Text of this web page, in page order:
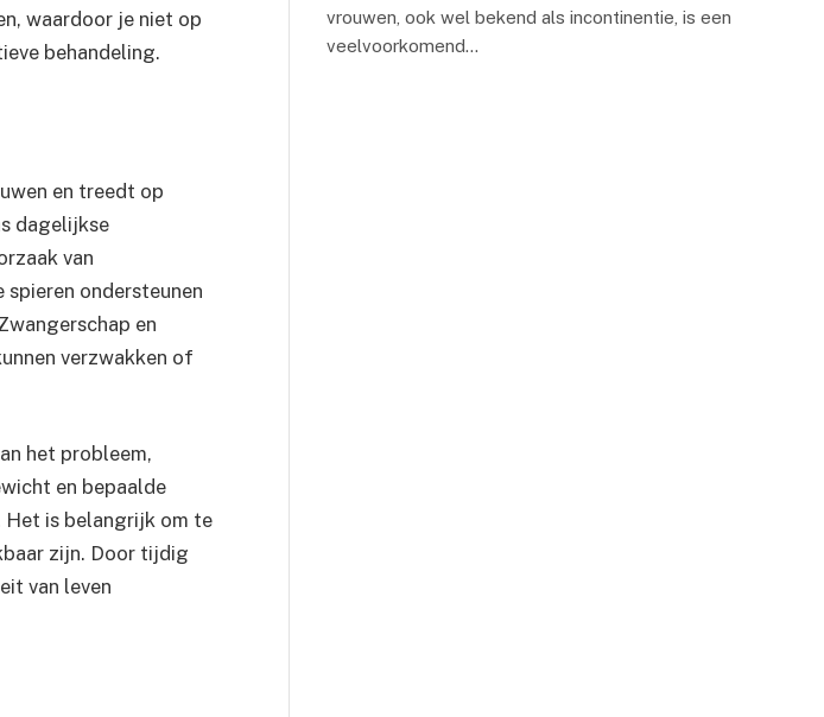
waardoor je niet op
behandeling.
en treedt op
dagelijkse
van
ondersteunen
en
verzwakken of
het probleem,
en bepaalde
Het is belangrijk om te
zijn. Door tijdig
van leven
vrouwen, ook wel bekend als incontinentie, is een
veelvoorkomend…